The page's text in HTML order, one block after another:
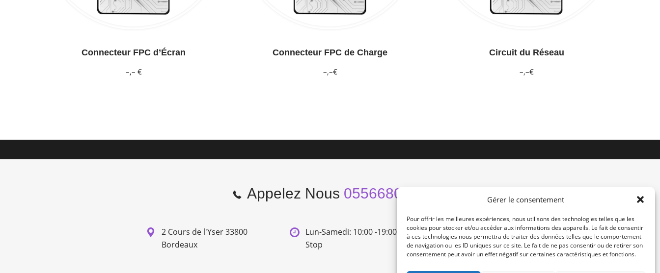
Gérer le consentement
Pour offrir les meilleures expériences, nous utilisons des technologies telles que les
cookies pour stocker et/ou accéder aux informations des appareils. Le fait de consentir
à ces technologies nous permettra de traiter des données telles que le comportement
de navigation ou les ID uniques sur ce site. Le fait de ne pas consentir ou de retirer son
consentement peut avoir un effet négatif sur certaines caractéristiques et fonctions.
Connecteur FPC d’Écran
–,– €
Connecteur FPC de Charge
–,–€
Circuit du Réseau
–,–€
Appelez Nous 0556680966
2 Cours de l'Yser 33800
Bordeaux
Lun-Samedi: 10:00 -19:00 Non
Stop
contact@re-konekt.fr
/
/